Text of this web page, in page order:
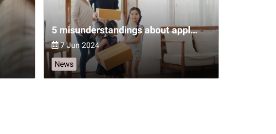
5 misunderstandings about applying for a loan.
7 Jun 2024
News